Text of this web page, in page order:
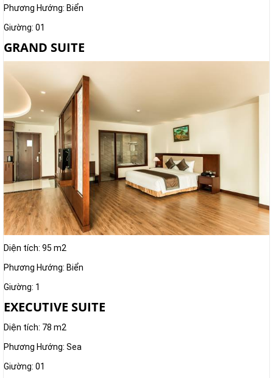
Phương Hướng: Biển
Giường: 01
GRAND SUITE
Diện tích: 95 m2
Phương Hướng: Biển
Giường: 1
EXECUTIVE SUITE
Diện tích: 78 m2
Phương Hướng: Sea
Giường: 01